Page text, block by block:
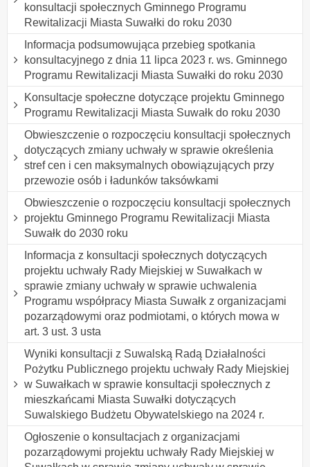
konsultacji społecznych Gminnego Programu
Rewitalizacji Miasta Suwałki do roku 2030
Informacja podsumowująca przebieg spotkania
konsultacyjnego z dnia 11 lipca 2023 r. ws. Gminnego
Programu Rewitalizacji Miasta Suwałki do roku 2030
Konsultacje społeczne dotyczące projektu Gminnego
Programu Rewitalizacji Miasta Suwałk do roku 2030
Obwieszczenie o rozpoczęciu konsultacji społecznych
dotyczących zmiany uchwały w sprawie określenia
stref cen i cen maksymalnych obowiązujących przy
przewozie osób i ładunków taksówkami
Obwieszczenie o rozpoczęciu konsultacji społecznych
projektu Gminnego Programu Rewitalizacji Miasta
Suwałk do 2030 roku
Informacja z konsultacji społecznych dotyczących
projektu uchwały Rady Miejskiej w Suwałkach w
sprawie zmiany uchwały w sprawie uchwalenia
Programu współpracy Miasta Suwałk z organizacjami
pozarządowymi oraz podmiotami, o których mowa w
art. 3 ust. 3 usta
Wyniki konsultacji z Suwalską Radą Działalności
Pożytku Publicznego projektu uchwały Rady Miejskiej
w Suwałkach w sprawie konsultacji społecznych z
mieszkańcami Miasta Suwałki dotyczących
Suwalskiego Budżetu Obywatelskiego na 2024 r.
Ogłoszenie o konsultacjach z organizacjami
pozarządowymi projektu uchwały Rady Miejskiej w